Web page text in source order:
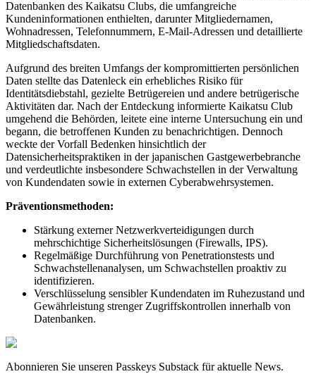
Datenbanken des Kaikatsu Clubs, die umfangreiche
Kundeninformationen enthielten, darunter Mitgliedernamen,
Wohnadressen, Telefonnummern, E-Mail-Adressen und detaillierte
Mitgliedschaftsdaten.
Aufgrund des breiten Umfangs der kompromittierten persönlichen
Daten stellte das Datenleck ein erhebliches Risiko für
Identitätsdiebstahl, gezielte Betrügereien und andere betrügerische
Aktivitäten dar. Nach der Entdeckung informierte Kaikatsu Club
umgehend die Behörden, leitete eine interne Untersuchung ein und
begann, die betroffenen Kunden zu benachrichtigen. Dennoch
weckte der Vorfall Bedenken hinsichtlich der
Datensicherheitspraktiken in der japanischen Gastgewerbebranche
und verdeutlichte insbesondere Schwachstellen in der Verwaltung
von Kundendaten sowie in externen Cyberabwehrsystemen.
Präventionsmethoden:
Stärkung externer Netzwerkverteidigungen durch
mehrschichtige Sicherheitslösungen (Firewalls, IPS).
Regelmäßige Durchführung von Penetrationstests und
Schwachstellenanalysen, um Schwachstellen proaktiv zu
identifizieren.
Verschlüsselung sensibler Kundendaten im Ruhezustand und
Gewährleistung strenger Zugriffskontrollen innerhalb von
Datenbanken.
Abonnieren Sie unseren Passkeys Substack für aktuelle News.